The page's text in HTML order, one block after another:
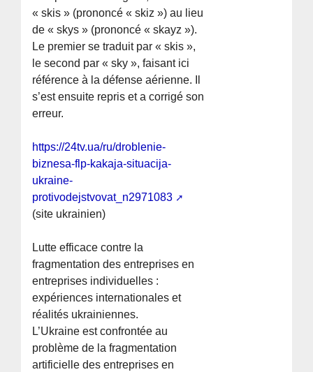
« skis » (prononcé « skiz ») au lieu
de « skys » (prononcé « skayz »).
Le premier se traduit par « skis »,
le second par « sky », faisant ici
référence à la défense aérienne. Il
s’est ensuite repris et a corrigé son
erreur.
https://24tv.ua/ru/droblenie-
biznesa-flp-kakaja-situacija-
ukraine-
protivodejstvovat_n2971083
(site ukrainien)
Lutte efficace contre la
fragmentation des entreprises en
entreprises individuelles :
expériences internationales et
réalités ukrainiennes.
L’Ukraine est confrontée au
problème de la fragmentation
artificielle des entreprises en